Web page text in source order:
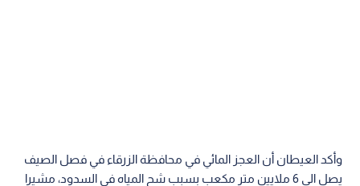
وأكد العيطان أن العجز المائي في محافظة الزرقاء في فصل الصيف
يصل الى 6 ملايين متر مكعب بسبب شح المياه في السدود، مشيرا